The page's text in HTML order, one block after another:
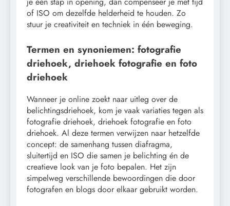
of ISO om dezelfde helderheid te houden. Zo
stuur je creativiteit en techniek in één beweging.
Termen en synoniemen: fotografie
driehoek, driehoek fotografie en foto
driehoek
Wanneer je online zoekt naar uitleg over de
belichtingsdriehoek, kom je vaak variaties tegen als
fotografie driehoek, driehoek fotografie en foto
driehoek. Al deze termen verwijzen naar hetzelfde
concept: de samenhang tussen diafragma,
sluitertijd en ISO die samen je belichting én de
creatieve look van je foto bepalen. Het zijn
simpelweg verschillende bewoordingen die door
fotografen en blogs door elkaar gebruikt worden.